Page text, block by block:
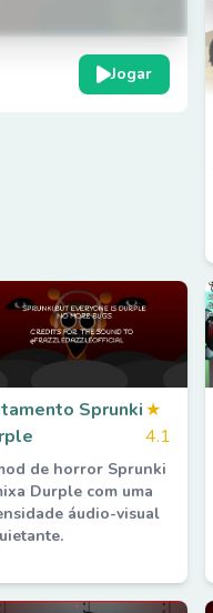
Jogar
Sprunki★
4.1
de horror Sprunki
Durple com uma
áudio-visual